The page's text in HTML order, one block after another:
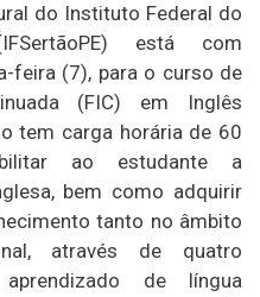
do Instituto Federal do
está com
feira (7), para o curso de
(FIC) em Inglês
tem carga horária de 60
ao estudante a
bem como adquirir
tanto no âmbito
através de quatro
de língua